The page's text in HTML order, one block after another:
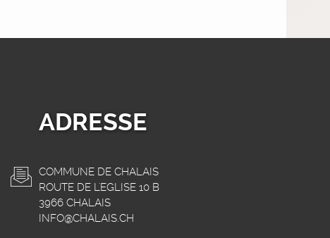
ADRESSE
COMMUNE DE CHALAIS
ROUTE DE L'EGLISE 10 B
3966 CHALAIS
INFO@CHALAIS.CH